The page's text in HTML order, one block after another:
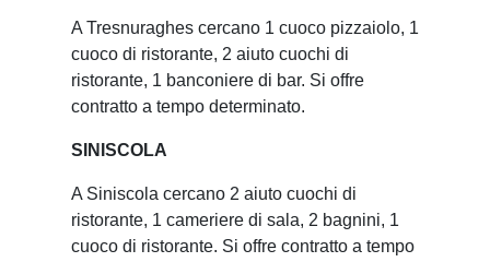
A Tresnuraghes cercano 1 cuoco pizzaiolo, 1
cuoco di ristorante, 2 aiuto cuochi di
ristorante, 1 banconiere di bar. Si offre
contratto a tempo determinato.
SINISCOLA
A Siniscola cercano 2 aiuto cuochi di
ristorante, 1 cameriere di sala, 2 bagnini, 1
cuoco di ristorante. Si offre contratto a tempo